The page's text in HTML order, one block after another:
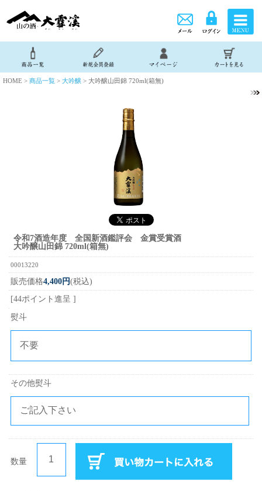
HOME > 商品一覧 > 大吟醸 > 大吟醸山田錦 720ml(箱無)
令和7酒造年度 全国新酒鑑評会 金賞受賞酒
大吟醸山田錦 720ml(箱無)
00013220
販売価格4,400円(税込)
[44ポイント進呈 ]
熨斗
その他熨斗
数量